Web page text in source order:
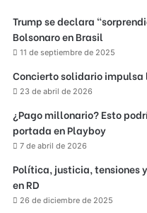
Trump se declara
Bolsonaro en Brasil
11 de septiembre de 2025
Concierto solidario
23 de abril de 2026
¿Pago millonario? Esto
portada en Playboy
7 de abril de 2026
Política, justicia, tensiones
en RD
26 de diciembre de 2025